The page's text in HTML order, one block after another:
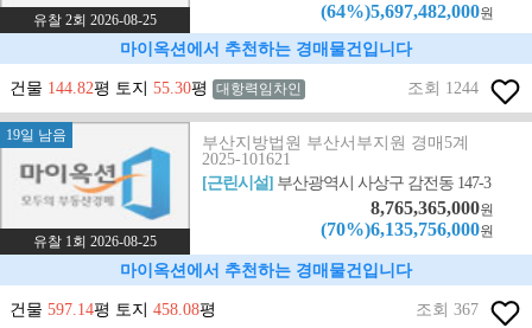
유찰 2회 2026-08-25 (64%)5,697,482,000원
마이옥션에서 추천하는 경매물건입니다
건물 144.82평 토지 55.30평 대항력임차인 조회 1244
19일 남음
유찰 1회 2026-08-25
부산지방법원 부산서부지원 경매5계
2025-101621
[근린시설] 부산광역시 사상구 감전동 147-3
8,765,365,000원
(70%)6,135,756,000원
마이옥션에서 추천하는 경매물건입니다
건물 597.14평 토지 458.08평 조회 367